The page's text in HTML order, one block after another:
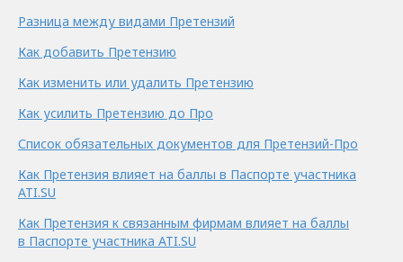
Разница между видами Претензий
Как добавить Претензию
Как изменить или удалить Претензию
Как усилить Претензию до Про
Список обязательных документов для Претензий-Про
Как Претензия влияет на баллы в Паспорте участника
ATI.SU
Как Претензия к связанным фирмам влияет на баллы
в Паспорте участника ATI.SU